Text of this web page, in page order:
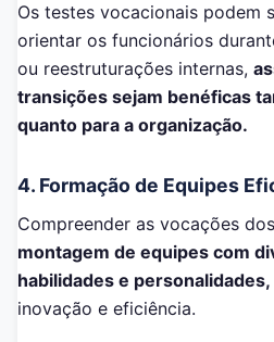
Os testes vocacionais podem
orientar os funcionários
ou reestruturações internas,
transições sejam benéficas
quanto para a organização.
4. Formação de Equipes
Compreender as vocações
montagem de equipes com
habilidades e personalidades,
inovação e eficiência.